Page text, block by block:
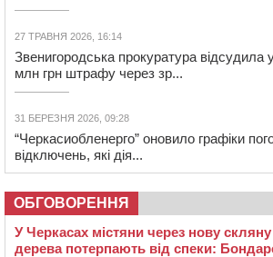
27 ТРАВНЯ 2026, 16:14
Звенигородська прокуратура відсудила
млн грн штрафу через зр...
31 БЕРЕЗНЯ 2026, 09:28
“Черкасиобленерго” оновило графіки
відключень, які дія...
ОБГОВОРЕННЯ
У Черкасах містяни через нову скляну
дерева потерпають від спеки: